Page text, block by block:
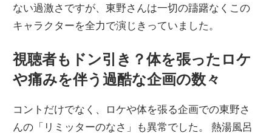
ない過激さですが、東野さんは一切の躊躇なくこの
キャラクターを全力で演じきっていました。
視聴者もドン引き？体を張ったロケ
や痛みを伴う過酷な企画の数々
コントだけでなく、ロケや体を張る企画での東野さ
んの「リミッターのなさ」も異常でした。 熱湯風呂